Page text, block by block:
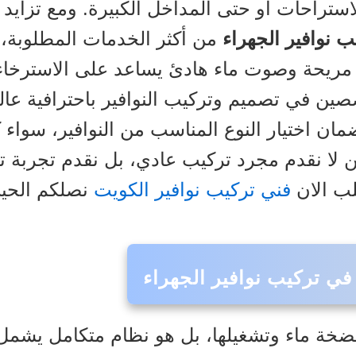
أو حتى المداخل الكبيرة. ومع
نوافير الجهراء من أكثر الخدمات
مريحة وصوت ماء هادئ يساعد على
في تصميم وتركيب النوافير باحترافية
اختيار النوع المناسب من النوافير،
لا نقدم مجرد تركيب عادي، بل نقدم تجربة
الان فني تركيب نوافير الكويت نصلكم
تركيب نوافير الجهراء
ماء وتشغيلها، بل هو نظام متكامل يشمل